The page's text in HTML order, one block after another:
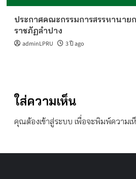
ประกาศคณะกรรมการสรรหานาย
ราชภัฏลำปาง
adminLPRU 3 ปี ago
ใส่ความเห็น
คุณต้องเข้าสู่ระบบ เพื่อจะพิมพ์ความเ